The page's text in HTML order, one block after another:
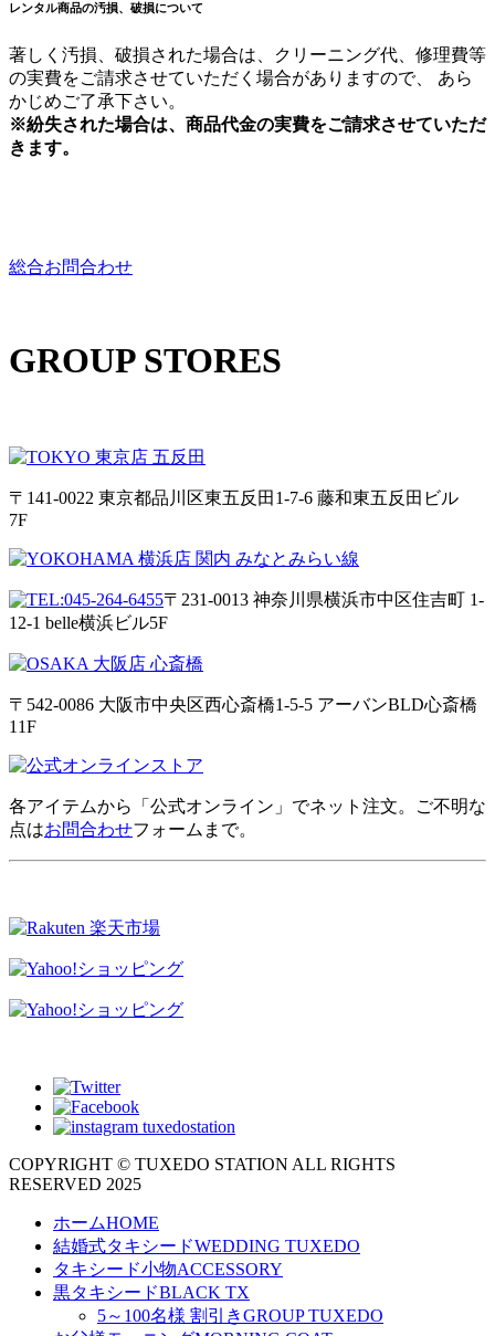
レンタル商品の汚損、破損について
著しく汚損、破損された場合は、クリーニング代、修理費等
の実費をご請求させていただく場合がありますので、 あら
かじめご了承下さい。
※紛失された場合は、商品代金の実費をご請求させていただ
きます。
総合お問合わせ
GROUP STORES
〒141-0022 東京都品川区東五反田1-7-6 藤和東五反田ビル
7F
〒231-0013 神奈川県横浜市中区住吉町 1-
12-1 belle横浜ビル5F
〒542-0086 大阪市中央区西心斎橋1-5-5 アーバンBLD心斎橋
11F
各アイテムから「公式オンライン」でネット注文。ご不明な
点はお問合わせフォームまで。
COPYRIGHT © TUXEDO STATION ALL RIGHTS
RESERVED 2025
ホームHOME
結婚式タキシードWEDDING TUXEDO
タキシード小物ACCESSORY
黒タキシードBLACK TX
5～100名様 割引きGROUP TUXEDO